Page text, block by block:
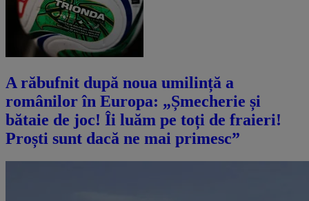
A răbufnit după noua umilință a
românilor în Europa: „Șmecherie și
bătaie de joc! Îi luăm pe toți de fraieri!
Proști sunt dacă ne mai primesc”